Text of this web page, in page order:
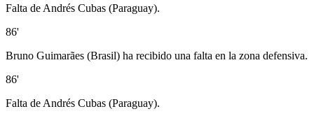
Falta de Andrés Cubas (Paraguay).
86'
Bruno Guimarães (Brasil) ha recibido una falta en la zona defensiva.
86'
Falta de Andrés Cubas (Paraguay).